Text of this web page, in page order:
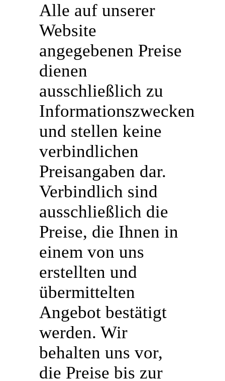
Alle auf unserer
Website
angegebenen Preise
dienen
ausschließlich zu
Informationszwecken
und stellen keine
verbindlichen
Preisangaben dar.
Verbindlich sind
ausschließlich die
Preise, die Ihnen in
einem von uns
erstellten und
übermittelten
Angebot bestätigt
werden. Wir
behalten uns vor,
die Preise bis zur